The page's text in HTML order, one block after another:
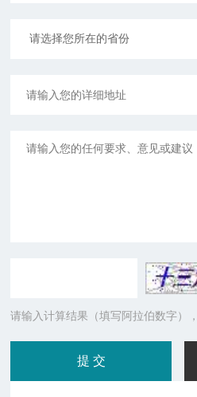
请输入计算结果（填写阿拉伯数字）